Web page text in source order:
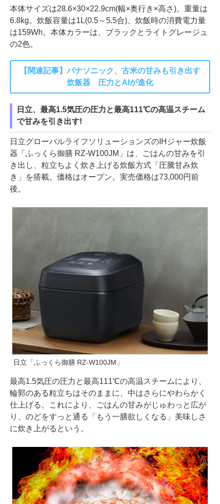
本体サイズは28.6×30×22.9cm(幅×奥行き×高さ)。重量は
6.8kg。炊飯容量は1L(0.5～5.5合)、炊飯時の消費電力量
は159Wh。本体カラーは、ブラックとライトグレージュ
の2色。
【関連記事】パナソニック、古米の甘みも引き出す
炊飯器 圧力とAIが進化
日立、最高1.5気圧の圧力と最高111℃の高温スチーム
で甘みを引き出す!
日立グローバルライフソリューションズのIHジャー炊飯
器「ふっくら御膳 RZ-W100JM」は、ごはんの甘みを引
き出し、粒立ちよく炊き上げる炊飯方式「圧騰甘み炊
き」を搭載。価格はオープン。実売価格は73,000円前
後。
日立「ふっくら御膳 RZ-W100JM」
最高1.5気圧の圧力と最高111℃の高温スチームにより、
輪郭のある粒立ちはそのままに、中はさらにやわらかく
仕上げる。これにより、ごはんの甘みがじゅわっと広が
り、のどをすっと通る「もう一膳欲しくなる」美味しさ
に炊き上がるという。